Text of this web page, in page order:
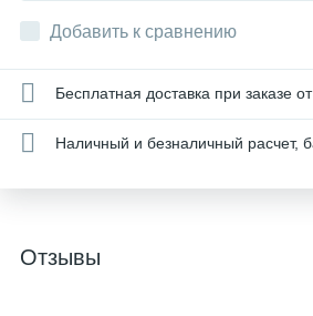
Добавить к сравнению
Бесплатная доставка при заказе
Наличный и безналичный расчет,
Отзывы